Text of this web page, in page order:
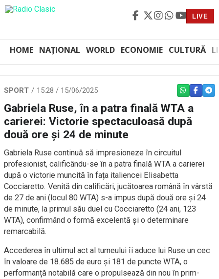
LIVE
HOME NAȚIONAL WORLD ECONOMIE CULTURĂ
SPORT 15:28 / 15/06/2025 WHATSAPP
Gabriela Ruse, în a patra finală WTA a
carierei: Victorie spectaculoasă după
două ore și 24 de minute
Gabriela Ruse continuă să impresioneze în circuitul
profesionist, calificându-se în a patra finală WTA a carierei
după o victorie muncită în fața italiencei Elisabetta
Cocciaretto. Venită din calificări, jucătoarea română în vârstă
de 27 de ani (locul 80 WTA) s-a impus după două ore și 24
de minute, la primul său duel cu Cocciaretto (24 ani, 123
WTA), confirmând o formă excelentă și o determinare
remarcabilă.
Accederea în ultimul act al turneului îi aduce lui Ruse un cec
în valoare de 18.685 de euro și 181 de puncte WTA, o
performanță notabilă care o propulsează din nou în prim-